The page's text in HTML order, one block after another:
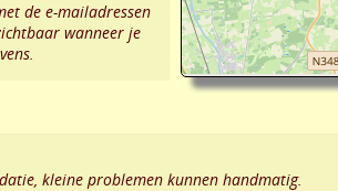
de e-mailadressen
wanneer je
kleine problemen kunnen handmatig.